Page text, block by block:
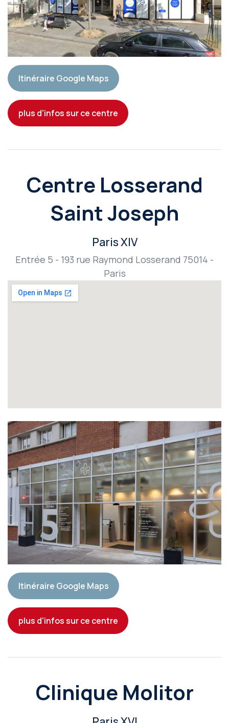
Itinéraire Google Maps
plus d'infos sur ce centre
Centre Losserand
Saint Joseph
Paris XIV
Entrée 5 - 193 rue Raymond Losserand 75014 -
Paris
Itinéraire Google Maps
plus d'infos sur ce centre
Clinique Molitor